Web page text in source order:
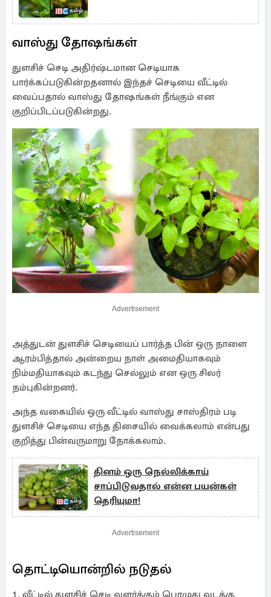
வாஸ்து தோஷங்கள்
துளசிச் செடி அதிர்ஷ்டமான செடியாக
பார்க்கப்படுகின்றதனால் இந்தச் செடியை வீட்டில்
வைப்பதால் வாஸ்து தோஷங்கள் நீங்கும் என
குறிப்பிடப்படுகின்றது.
Advertisement
அத்துடன் துளசிச் செடியைப் பார்த்த பின் ஒரு நாளை
ஆரம்பித்தால் அன்றைய நாள் அமைதியாகவும்
நிம்மதியாகவும் கடந்து செல்லும் என ஒரு சிலர்
நம்புகின்றனர்.
அந்த வகையில் ஒரு வீட்டில் வாஸ்து சாஸ்திரம் படி
துளசிச் செடியை எந்த திசையில் வைக்கலாம் என்பது
குறித்து பின்வருமாறு நோக்கலாம்.
தினம் ஒரு நெல்லிக்காய்
சாப்பிடுவதால் என்ன பயன்கள்
தெரியுமா!
Advertisement
தொட்டியொன்றில் நடுதல்
1. வீட்டில் துளசிச் செடி வளர்க்கும் பொழுது வடக்கு